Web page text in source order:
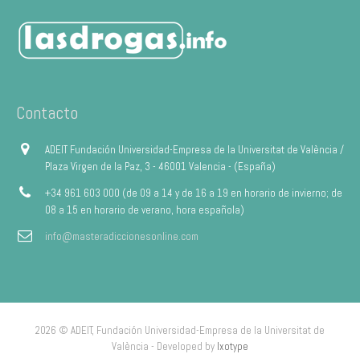
Contacto
ADEIT Fundación Universidad-Empresa de la Universitat de València /
Plaza Virgen de la Paz, 3 - 46001 Valencia - (España)
+34 961 603 000 (de 09 a 14 y de 16 a 19 en horario de invierno; de
08 a 15 en horario de verano, hora española)
info@masteradiccionesonline.com
2026 © ADEIT, Fundación Universidad-Empresa de la Universitat de
València - Developed by Ixotype